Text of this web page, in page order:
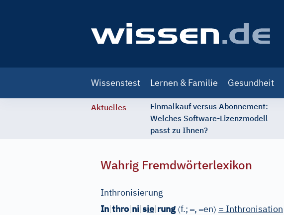
navigation
Wissenstest Lernen & Familie Gesundheit
Aktuelles
Einmalkauf versus Abonnement:
Welches Software-Lizenzmodell
passt zu Ihnen?
Wahrig Fremdwörterlexikon
Inthronisierung
In|thro|ni|sie|rung〈f.;–,–en〉 = Inthronisation